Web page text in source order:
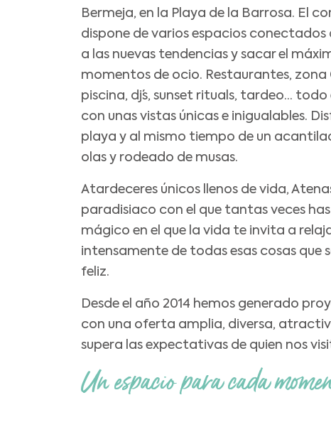
Bermeja, en la Playa de la Barrosa. El
dispone de varios espacios conectados
a las nuevas tendencias y sacar el
momentos de ocio. Restaurantes, zona
piscina, dj´s, sunset rituals, tardeo…
con unas vistas únicas e inigualables.
playa y al mismo tiempo de un
olas y rodeado de musas.
Atardeceres únicos llenos de vida,
paradisiaco con el que tantas veces
mágico en el que la vida te invita a
intensamente de todas esas cosas que
feliz.
Desde el año 2014 hemos generado
con una oferta amplia, diversa,
supera las expectativas de quien nos
Un espacio para cada